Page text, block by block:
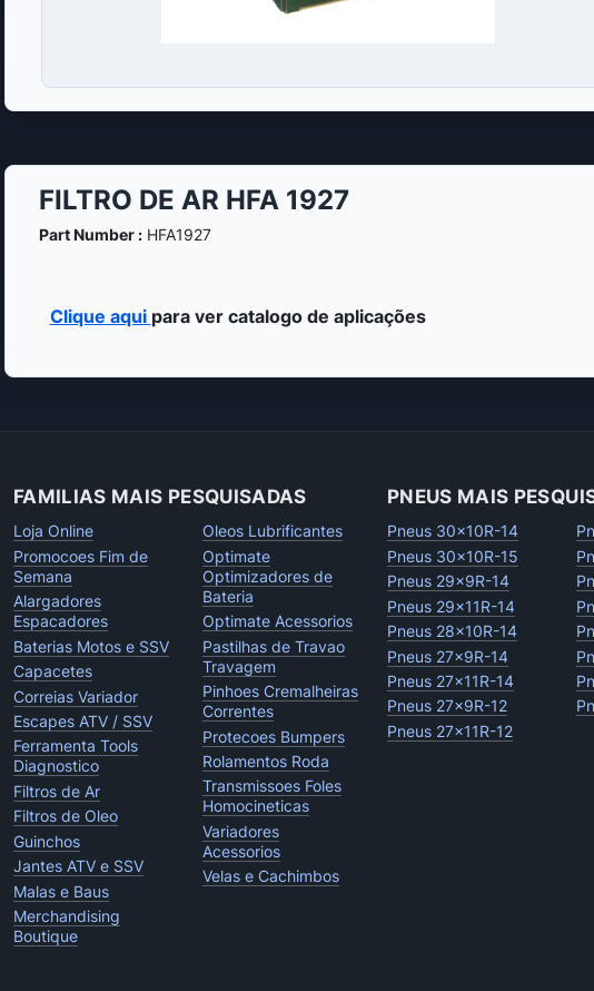
FILTRO DE AR HFA 1927
Part Number :HFA1927
Clique aqui para ver catalogo de aplicações
FAMILIAS MAIS PESQUISADAS
Loja Online
Promocoes Fim de
Semana
Alargadores
Espacadores
Baterias Motos e SSV
Capacetes
Correias Variador
Escapes ATV / SSV
Ferramenta Tools
Diagnostico
Filtros de Ar
Filtros de Oleo
Guinchos
Jantes ATV e SSV
Malas e Baus
Merchandising
Boutique
Oleos Lubrificantes
Optimate
Optimizadores de
Bateria
Optimate Acessorios
Pastilhas de Travao
Travagem
Pinhoes Cremalheiras
Correntes
Protecoes Bumpers
Rolamentos Roda
Transmissoes Foles
Homocineticas
Variadores
Acessorios
Velas e Cachimbos
PNEUS MAIS
Pneus 30x10R-14
Pneus 30x10R-15
Pneus 29x9R-14
Pneus 29x11R-14
Pneus 28x10R-14
Pneus 27x9R-14
Pneus 27x11R-14
Pneus 27x9R-12
Pneus 27x11R-12